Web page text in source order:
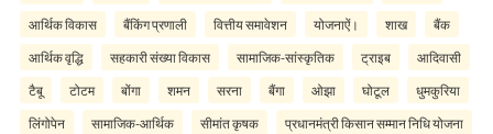
आर्थिक विकास बैंकिंग प्रणाली वित्तीय समावेशन योजनाऐं। शाख बैंक
आर्थिक वृद्धि सहकारी संख्या विकास सामाजिक-सांस्कृतिक ट्राइब आदिवासी
टैबू टोटम बोंगा शमन सरना बैंगा ओझा घोटूल धुमकुरिया
लिंगोपेन सामाजिक-आर्थिक सीमांत कृषक प्रधानमंत्री किसान सम्मान निधि योजना